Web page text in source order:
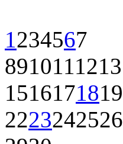
1234567
8910111213
1516171819
2223242526